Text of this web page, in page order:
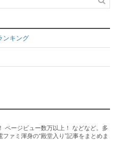
ンキング
ページビュー数万以上！ などなど。多
ァミ渾身の“殿堂入り”記事をまとめま